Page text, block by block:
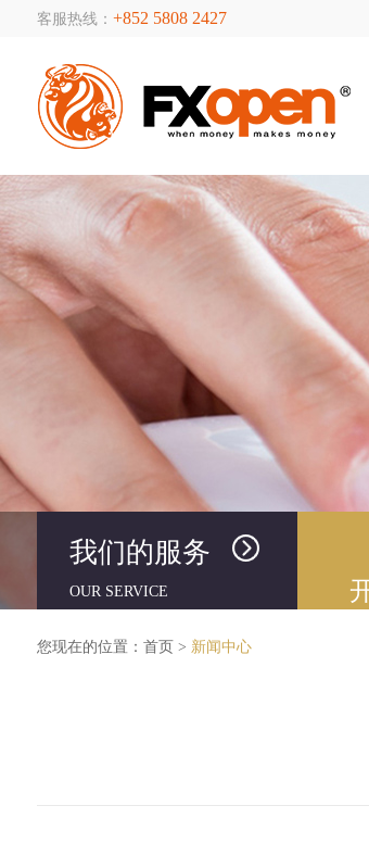
客服热线： +852 5808 2427
我们的服务
OUR SERVICE
您现在的位置： 首页 > 新闻中心